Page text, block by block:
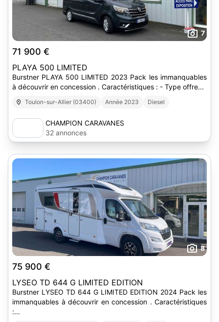
7
71 900 €
PLAYA 500 LIMITED
Burstner PLAYA 500 LIMITED 2023 Pack les immanquables
à découvrir en concession . Caractéristiques : - Type offre...
Toulon-sur-Allier (03400) Année 2023 Diesel
CHAMPION CARAVANES
32 annonces
8
75 900 €
LYSEO TD 644 G LIMITED EDITION
Burstner LYSEO TD 644 G LIMITED EDITION 2024 Pack les
immanquables à découvrir en concession . Caractéristiques
:...